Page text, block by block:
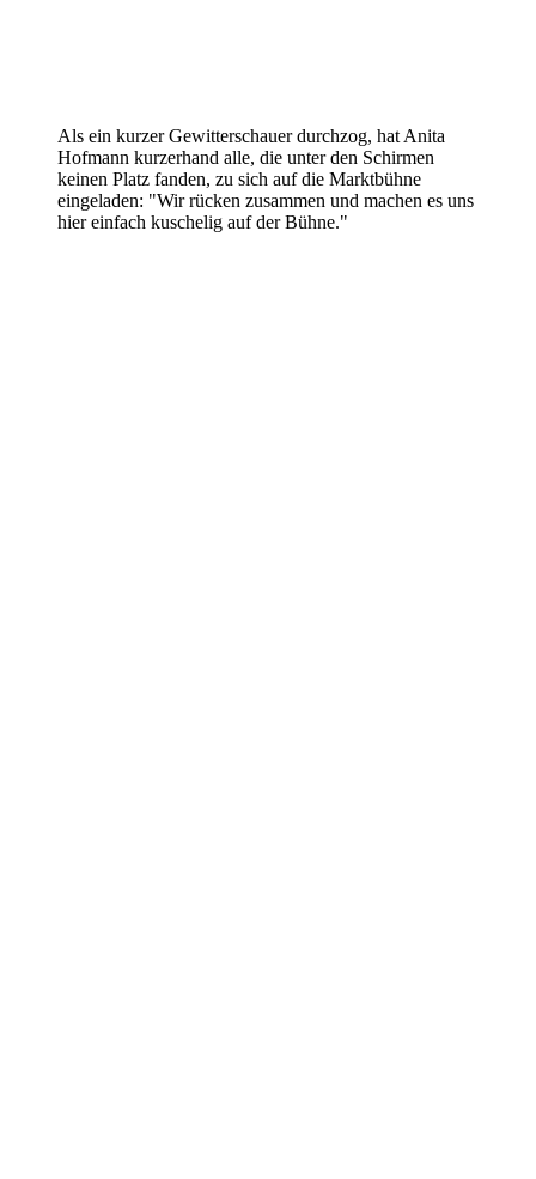
Als ein kurzer Gewitterschauer durchzog, hat Anita
Hofmann kurzerhand alle, die unter den Schirmen
keinen Platz fanden, zu sich auf die Marktbühne
eingeladen: "Wir rücken zusammen und machen es uns
hier einfach kuschelig auf der Bühne."